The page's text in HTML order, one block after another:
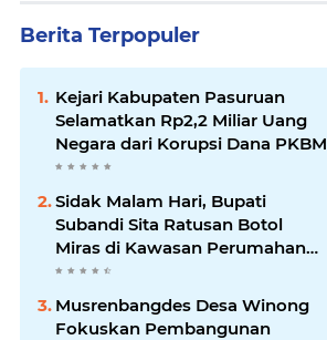
Berita Terpopuler
Kejari Kabupaten Pasuruan
Selamatkan Rp2,2 Miliar Uang
Negara dari Korupsi Dana PKBM
Sidak Malam Hari, Bupati
Subandi Sita Ratusan Botol
Miras di Kawasan Perumahan
Sidoarjo
Musrenbangdes Desa Winong
Fokuskan Pembangunan